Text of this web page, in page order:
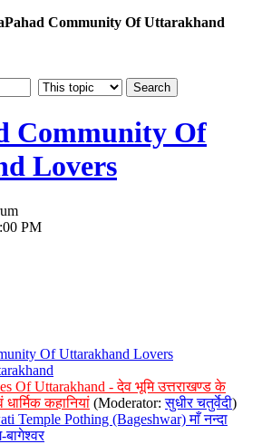
Community Of Uttarakhand
Community Of
Lovers
PM
Of Uttarakhand Lovers
Of Uttarakhand - देव भूमि उत्तराखण्ड के
धार्मिक कहानियां (Moderator:सुधीर चतुर्वेदी)
Temple Pothing (Bageshwar) माँ नन्दा
बागेश्वर